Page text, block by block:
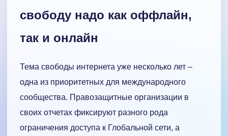
свободу надо как оффлайн,
так и онлайн
Тема свободы интернета уже несколько лет –
одна из приоритетных для международного
сообщества. Правозащитные организации в
своих отчетах фиксируют разного рода
ограничения доступа к Глобальной сети, а